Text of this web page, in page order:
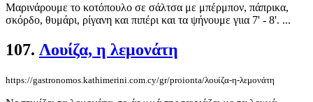
Μαρινάρουμε το κοτόπουλο σε σάλτσα με μπέρμπον, πάπρικα,
σκόρδο, θυμάρι, ρίγανη και πιπέρι και τα ψήνουμε γιια 7' - 8'. ...
107. Λουίζα, η λεμονάτη
https://gastronomos.kathimerini.com.cy/gr/proionta/λουίζα-η-λεμονάτη